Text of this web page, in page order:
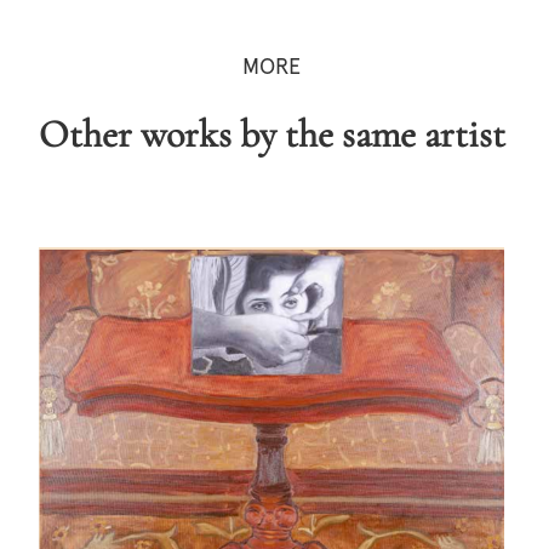
MORE
Other works by the same artist